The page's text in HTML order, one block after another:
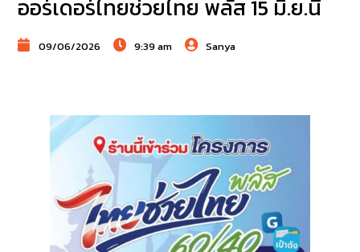
ออร์เดอร์ไทยช่วยไทย พลัส 15 มิ.ย.นี้
09/06/2026 9:39 am Sanya